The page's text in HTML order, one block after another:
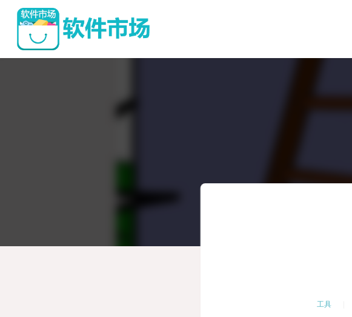
工具